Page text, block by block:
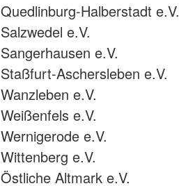
Quedlinburg-Halberstadt e.V.
Salzwedel e.V.
Sangerhausen e.V.
Staßfurt-Aschersleben e.V.
Wanzleben e.V.
Weißenfels e.V.
Wernigerode e.V.
Wittenberg e.V.
Östliche Altmark e.V.